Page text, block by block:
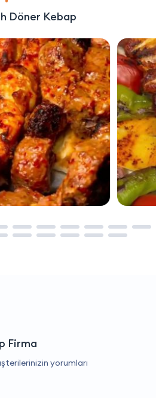
Döner Kebap
Firma
yorumları